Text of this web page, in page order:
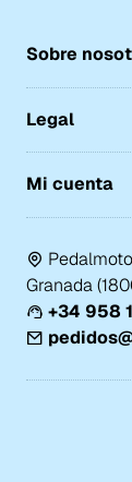
Sobre
Legal
Mi cuenta
Granada
+34 958